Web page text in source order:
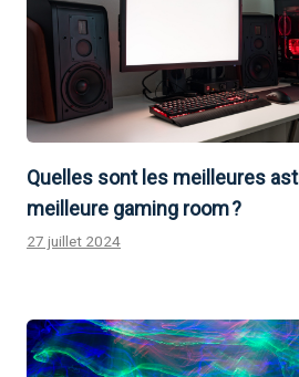
Quelles sont les meilleures
meilleure gaming room ?
27 juillet 2024